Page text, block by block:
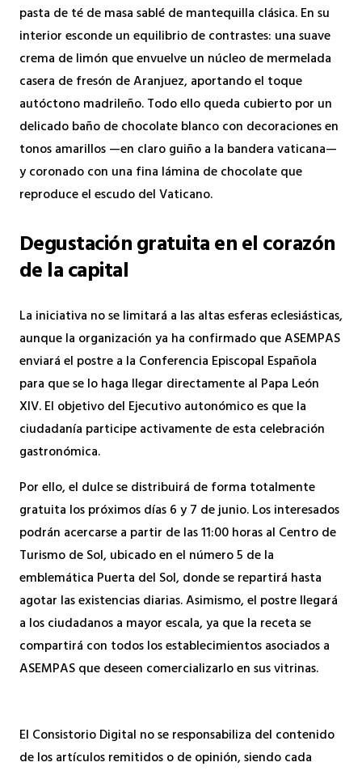
pasta de té de masa sablé de mantequilla clásica. En su
interior esconde un equilibrio de contrastes: una suave
crema de limón que envuelve un núcleo de mermelada
casera de fresón de Aranjuez, aportando el toque
autóctono madrileño. Todo ello queda cubierto por un
delicado baño de chocolate blanco con decoraciones en
tonos amarillos —en claro guiño a la bandera vaticana—
y coronado con una fina lámina de chocolate que
reproduce el escudo del Vaticano.
Degustación gratuita en el corazón
de la capital
La iniciativa no se limitará a las altas esferas eclesiásticas,
aunque la organización ya ha confirmado que ASEMPAS
enviará el postre a la Conferencia Episcopal Española
para que se lo haga llegar directamente al Papa León
XIV. El objetivo del Ejecutivo autonómico es que la
ciudadanía participe activamente de esta celebración
gastronómica.
Por ello, el dulce se distribuirá de forma totalmente
gratuita los próximos días 6 y 7 de junio. Los interesados
podrán acercarse a partir de las 11:00 horas al Centro de
Turismo de Sol, ubicado en el número 5 de la
emblemática Puerta del Sol, donde se repartirá hasta
agotar las existencias diarias. Asimismo, el postre llegará
a los ciudadanos a mayor escala, ya que la receta se
compartirá con todos los establecimientos asociados a
ASEMPAS que deseen comercializarlo en sus vitrinas.
El Consistorio Digital no se responsabiliza del contenido
de los artículos remitidos o de opinión, siendo cada